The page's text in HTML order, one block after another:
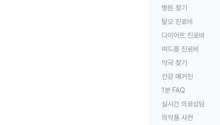
병원 찾기
탈모 진료비
다이어트 진료비
여드름 진료비
약국 찾기
건강 매거진
1분 FAQ
실시간 의료상담
의약품 사전